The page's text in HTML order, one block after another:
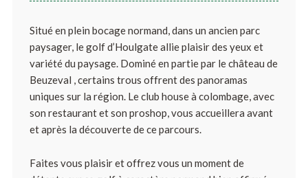
Situé en plein bocage normand, dans un ancien parc
paysager, le golf d’Houlgate allie plaisir des yeux et
variété du paysage. Dominé en partie par le château de
Beuzeval , certains trous offrent des panoramas
uniques sur la région. Le club house à colombage, avec
son restaurant et son proshop, vous accueillera avant
et après la découverte de ce parcours.
Faites vous plaisir et offrez vous un moment de